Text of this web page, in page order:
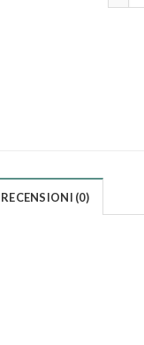
RECENSIONI (0)